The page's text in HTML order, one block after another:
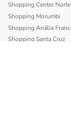
Shopping Center Norte
Shopping Morumbi
Shopping Anália
Shopping Santa Cruz